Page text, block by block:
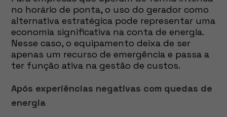
no horário de ponta, o uso do gerador como
alternativa estratégica pode representar uma
economia significativa na conta de energia.
Nesse caso, o equipamento deixa de ser
apenas um recurso de emergência e passa a
ter função ativa na gestão de custos.
Após experiências negativas com quedas de
energia